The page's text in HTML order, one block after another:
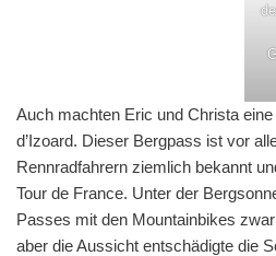
Auch machten Eric und Christa
d’Izoard. Dieser Bergpass ist vor
Rennradfahrern ziemlich bekannt
Tour de France. Unter der
Passes mit den Mountainbikes
aber die Aussicht entschädigte die